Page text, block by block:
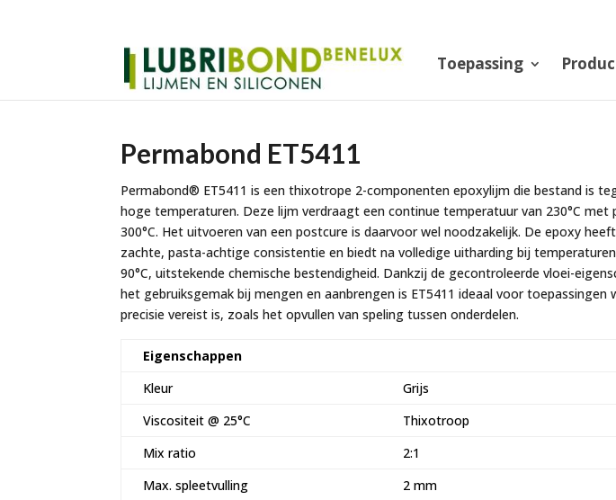
Toepassing
Permabond ET5411
Permabond® ET5411 is een thixotrope 2-componenten epoxylijm die bestand is
hoge temperaturen. Deze lijm verdraagt een continue temperatuur van 230°C met
300°C. Het uitvoeren van een postcure is daarvoor wel noodzakelijk. De epoxy
zachte, pasta-achtige consistentie en biedt na volledige uitharding bij
90°C, uitstekende chemische bestendigheid. Dankzij de gecontroleerde vloei-
het gebruiksgemak bij mengen en aanbrengen is ET5411 ideaal voor toepassingen
precisie vereist is, zoals het opvullen van speling tussen onderdelen.
Eigenschappen
Kleur
Grijs
Viscositeit @ 25°C
Thixotroop
Mix ratio
2:1
Max. spleetvulling
2 mm